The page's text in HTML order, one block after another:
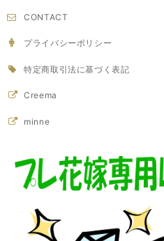
CONTACT
プライバシーポリシー
特定商取引法に基づく表記
Creema
minne